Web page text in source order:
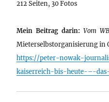
212 Seiten, 30 Fotos
Mein Beitrag darin: Vom
Mieterselbstorganisierung in
https://peter-nowak-
kaiserreich-bis-heute-–-